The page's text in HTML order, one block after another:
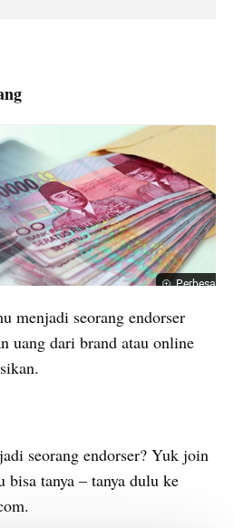
Perbesar
menjadi seorang endorser
uang dari brand atau online
seorang endorser? Yuk join
bisa tanya – tanya dulu ke